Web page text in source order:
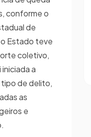
conforme o
de
Estado teve
coletivo,
a
de delito,
as
e